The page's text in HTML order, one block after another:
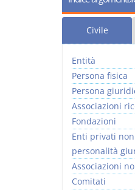
Civile
Entità
Persona fisica
Persona
Associazioni
Fondazioni
Enti privati
personalità
Associazioni
Comitati